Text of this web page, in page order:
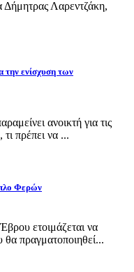
Δήμητρας Λαρεντζάκη,
την ενίσχυση των
ανοικτή για τις
τι πρέπει να ...
Φερών
ετοιμάζεται να
θα πραγματοποιηθεί...